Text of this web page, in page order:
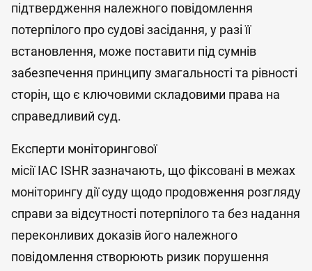
підтвердження належного повідомлення
потерпілого про судові засідання, у разі її
встановлення, може поставити під сумнів
забезпечення принципу змагальності та рівності
сторін, що є ключовими складовими права на
справедливий суд.
Експерти моніторингової
місії IAC ISHR зазначають, що фіксовані в межах
моніторингу дії суду щодо продовження розгляду
справи за відсутності потерпілого та без надання
переконливих доказів його належного
повідомлення створюють ризик порушення